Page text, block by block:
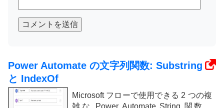
コメントを送信
Power Automate の文字列関数: Substring
と IndexOf
Microsoft フローで使用できる 2 つの複
雑な Power Automate String 関数、